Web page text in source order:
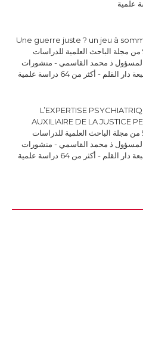
Une guerre juste ? un jeu à
YAICH - العدد 94 من مجلة الباحث العلمية للدراسات
المسؤول ذ محمد القاسمي - منشورات
- أكثر من 64 دراسة علمية
L’EXPERTISE
AUXILIAIRE DE LA JUSTICE
Kenza - العدد 94 من مجلة الباحث العلمية للدراسات
المسؤول ذ محمد القاسمي - منشورات
- أكثر من 64 دراسة علمية